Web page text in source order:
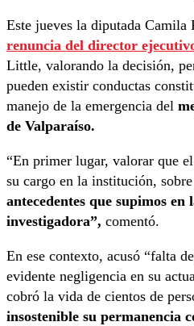
Este jueves la diputada Camila
renuncia del director
Little, valorando la decisión,
pueden existir conductas
manejo de la emergencia del
de Valparaíso.
“En primer lugar, valorar que
su cargo en la institución,
antecedentes que supimos en
investigadora”, comentó.
En ese contexto, acusó “falta
evidente negligencia en su
cobró la vida de cientos de
insostenible su permanencia